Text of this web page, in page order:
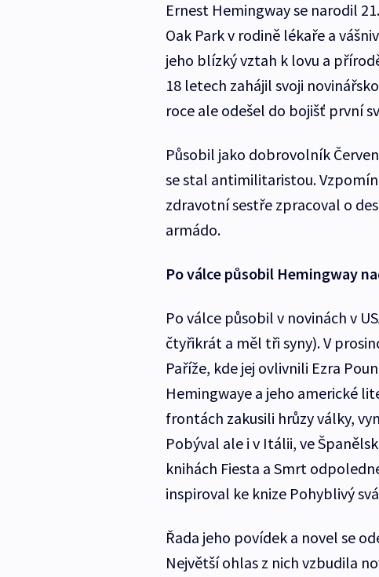
Ernest Hemingway se narodil
Oak Park v rodině lékaře a
jeho blízký vztah k lovu a
18 letech zahájil svoji
roce ale odešel do bojišť první
Působil jako dobrovolník
se stal antimilitaristou.
zdravotní sestře zpracoval o
armádo.
Po válce působil Hemingway
Po válce působil v novinách v
čtyřikrát a měl tři syny). V
Paříže, kde jej ovlivnili Ezra
Hemingwaye a jeho americké
frontách zakusili hrůzy války,
Pobýval ale i v Itálii, ve
knihách Fiesta a Smrt
inspiroval ke knize Pohyblivý
Řada jeho povídek a novel se
Největší ohlas z nich vzbudila